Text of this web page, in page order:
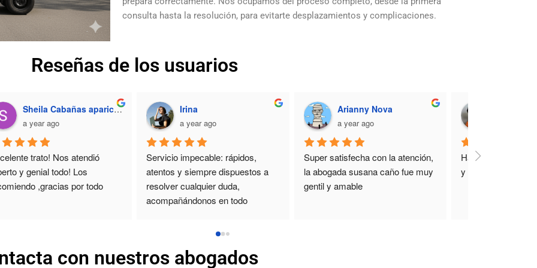
consulta hasta la resolución, para evitarte desplazamientos y complicaciones.
Reseñas de los usuarios
Nova
ago
con la atención,
susana caño fue muy
Carmen Mercedes Green Marte
2 years ago
Ha sido un servicio muy cercano
y eficiente. Gracias.
Elena Jorge
2 years ago
Profesionales de alto valor tanto
por sus competencias, como por
su desempeño. Profesionalidad,
rosa corral
2 years ago
Quiero dar las gracias a
su equipo por su gran
con nuestros abogados